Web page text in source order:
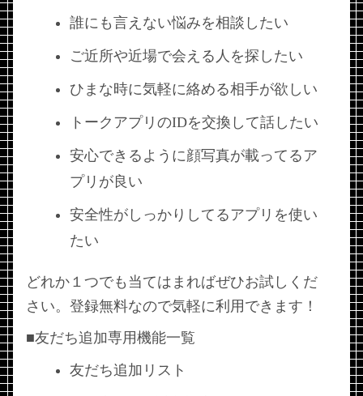
誰にも言えない悩みを相談したい
ご近所や近場で会える人を探したい
ひまな時に気軽に絡める相手が欲しい
トークアプリのIDを交換して話したい
安心できるように顔写真が載ってるア
プリが良い
安全性がしっかりしてるアプリを使い
たい
どれか１つでも当てはまればぜひお試しくだ
さい。登録無料なので気軽に利用できます！
■友だち追加専用機能一覧
友だち追加リスト